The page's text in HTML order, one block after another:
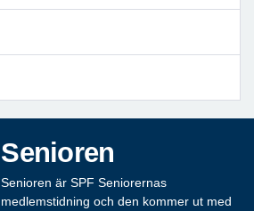
Senioren
Senioren är SPF Seniorernas
medlemstidning och den kommer ut med